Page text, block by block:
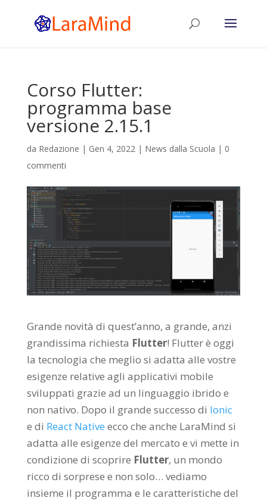
Corso Flutter:
programma base
versione 2.15.1
da Redazione | Gen 4, 2022| News dalla Scuola | 0
commenti
Grande novità di quest’anno, a grande, anzi
grandissima richiesta Flutter! Flutter è oggi
la tecnologia che meglio si adatta alle vostre
esigenze relative agli applicativi mobile
sviluppati grazie ad un linguaggio ibrido e
non nativo. Dopo il grande successo di Ionic
e di React Native ecco che anche LaraMind si
adatta alle esigenze del mercato e vi mette in
condizione di scoprire Flutter, un mondo
ricco di sorprese e non solo… vediamo
insieme il programma e le caratteristiche del